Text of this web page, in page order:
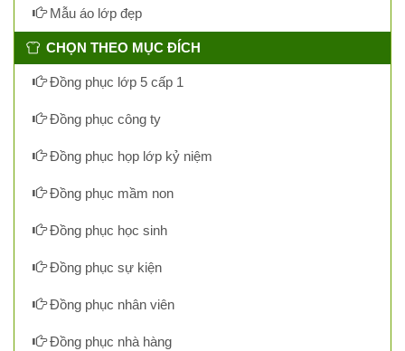
Mẫu áo lớp đẹp
CHỌN THEO MỤC ĐÍCH
Đồng phục lớp 5 cấp 1
Đồng phục công ty
Đồng phục họp lớp kỷ niệm
Đồng phục mầm non
Đồng phục học sinh
Đồng phục sự kiện
Đồng phục nhân viên
Đồng phục nhà hàng